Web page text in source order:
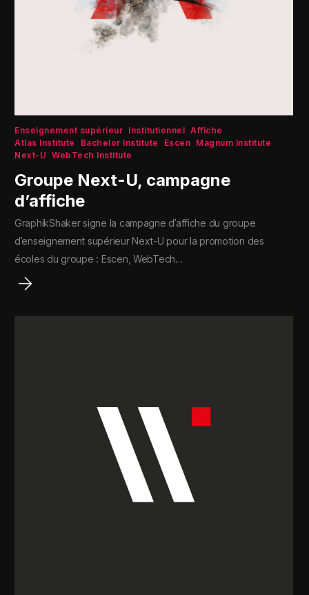
Enseignement supérieur Institutionnel Affiche
Atlas Institute
Bachelor Institute Escen Magnum Institute
Next-U WebTech Institute
Groupe Next-U, campagne
d’affiche
GraphikShaker signe la campagne d’affiche du groupe
d’enseignement supérieur Next-U pour la promotion des
écoles du groupe : Escen, WebTech…